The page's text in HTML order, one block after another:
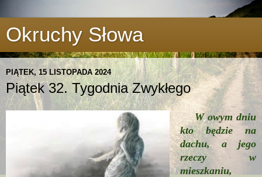
Okruchy Słowa
PIĄTEK, 15 LISTOPADA 2024
Piątek 32. Tygodnia Zwykłego
W owym dniu
kto będzie na
dachu, a jego
rzeczy w
mieszkaniu,